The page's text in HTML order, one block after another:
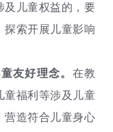
及儿童权益的，要
探索开展儿童影响
友好理念。
在教
童福利等涉及儿童
营造符合儿童身心